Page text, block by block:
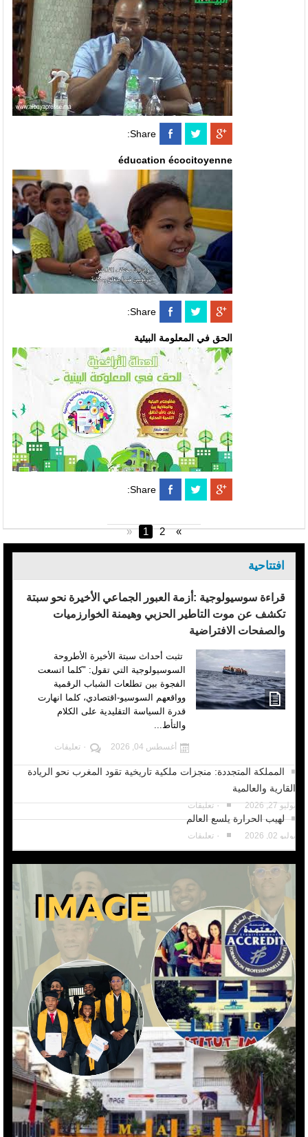
Share:
éducation écocitoyenne
Share:
الحق في المعلومة البيئية
Share:
« 1 2 »
افتتاحية
قراءة سوسيولوجية :أزمة العبور الجماعي الأخيرة نحو سبتة
تكشف عن موت التاطير الحزبي وهيمنة الخوارزميات
والصفحات الافتراضية
تثبت أحداث سبتة الأخيرة الأطروحة
السوسيولوجية التي تقول: "كلما اتسعت
الفجوة بين تطلعات الشباب الرقمية
وواقعهم السوسيو-اقتصادي، كلما انهارت
قدرة السياسة التقليدية على الكلام
والتأط...
أغسطس 04, 2026 ٠ تعليقات
المملكة المتجددة: منجزات ملكية تاريخية تقود المغرب نحو الريادة
القارية والعالمية
يوليو 27, 2026 ٠ تعليقات
لهيب الحرارة يلسع العالم
يوليو 02, 2026 ٠ تعليقات